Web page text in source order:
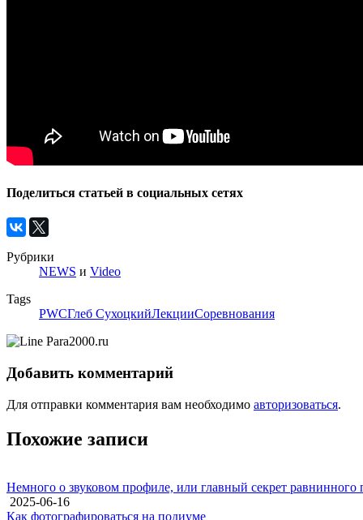
Поделиться статьей в социальных сетях
Рубрики
NEWS и Video
Tags
PWCГлеб СухоцкийЛекцииСоревнования
Добавить комментарий
Для отправки комментария вам необходимо авторизоваться.
Похожие записи
Немного о звуковом профиле, или главный секрет равнинного
2025-06-16
Как фотографироваться на подиуме